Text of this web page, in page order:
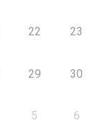
22 23
29 30
5 6